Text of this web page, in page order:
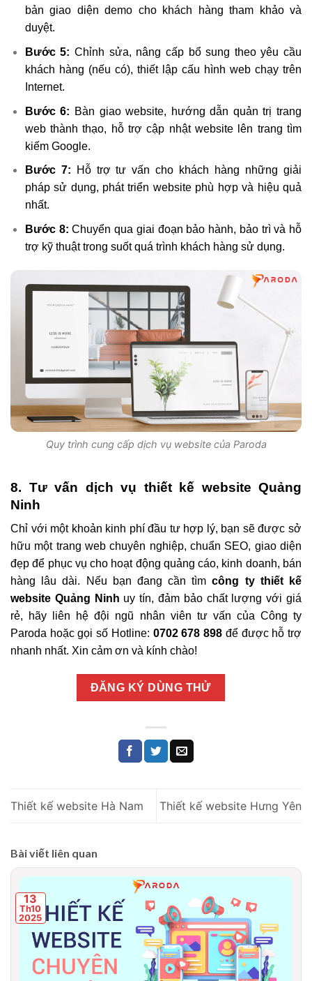
bản giao diện demo cho khách hàng tham khảo và
duyệt.
Bước 5:Chỉnh sửa, nâng cấp bổ sung theo yêu cầu
khách hàng (nếu có), thiết lập cấu hình web chạy trên
Internet.
Bước 6: Bàn giao website, hướng dẫn quản trị trang
web thành thạo, hỗ trợ cập nhật website lên trang tìm
kiếm Google.
Bước 7:
Hỗ trợ tư vấn cho khách hàng những giải
pháp sử dụng, phát triển website phù hợp và hiệu quả
nhất.
Bước 8:Chuyển qua giai đoạn bảo hành, bảo trì và hỗ
trợ kỹ thuật trong suốt quá trình khách hàng sử dụng.
Quy trình cung cấp dịch vụ website của Paroda
8. Tư vấn dịch vụ thiết kế website Quảng
Ninh
Chỉ với một khoản kinh phí đầu tư hợp lý, bạn sẽ được sở
hữu một trang web chuyên nghiệp, chuẩn SEO, giao diện
đẹp để phục vụ cho hoạt động quảng cáo, kinh doanh, bán
hàng lâu dài. Nếu bạn đang cần tìmcông ty thiết kế
website Quảng Ninh uy tín, đảm bảo chất lượng với giá
rẻ, hãy liên hệ đội ngũ nhân viên tư vấn của Công ty
Paroda hoặc gọi số Hotline: 0702 678 898 để được hỗ trợ
nhanh nhất. Xin cảm ơn và kính chào!
ĐĂNG KÝ DÙNG THỬ
Thiết kế website Hà Nam Thiết kế website Hưng Yên
Bài viết liên quan
13
Th10
2025